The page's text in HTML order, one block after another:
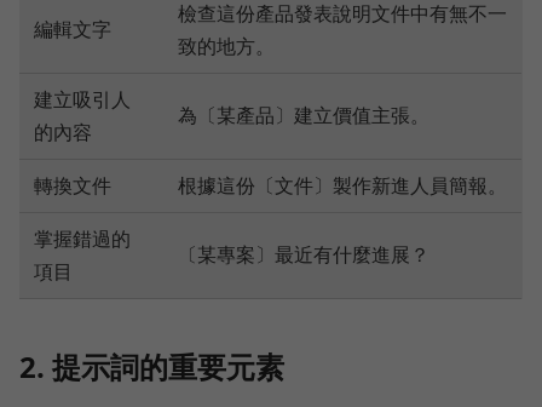
編輯文字
檢查這份產品發表說明文件中有無不一
致的地方。
建立吸引人
的內容
為〔某產品〕建立價值主張。
轉換文件
根據這份〔文件〕製作新進人員簡報。
掌握錯過的
項目
〔某專案〕最近有什麼進展？
2. 提示詞的重要元素